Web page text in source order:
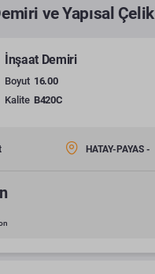
ve Yapısal
İnşaat Demiri
Boyut 16.00
Kalite B420C
HATAY-PAYAS -